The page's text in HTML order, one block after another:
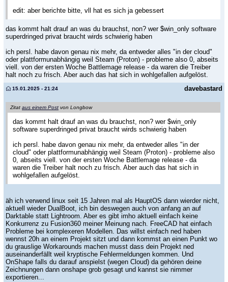
edit: aber berichte bitte, vll hat es sich ja gebessert
das kommt halt drauf an was du brauchst, non? wer $win_only software
superdringed privat braucht wirds schwierig haben
ich persl. habe davon genau nix mehr, da entweder alles "in der cloud"
oder plattformunabhängig weil Steam (Proton) - probleme also 0, abseits
viell. von der ersten Woche Battlemage release - da waren die Treiber
halt noch zu frisch. Aber auch das hat sich in wohlgefallen aufgelöst.
davebastard
15.01.2025 - 21:24
Zitat aus einem Post von Longbow
das kommt halt drauf an was du brauchst, non? wer $win_only
software superdringed privat braucht wirds schwierig haben
ich persl. habe davon genau nix mehr, da entweder alles "in der
cloud" oder plattformunabhängig weil Steam (Proton) - probleme also
0, abseits viell. von der ersten Woche Battlemage release - da
waren die Treiber halt noch zu frisch. Aber auch das hat sich in
wohlgefallen aufgelöst.
äh ich verwend linux seit 15 Jahren mal als HauptOS dann wierder nicht,
aktuell wieder DualBoot, ich bin deswegen auch von anfang an auf
Darktable statt Lightroom. Aber es gibt imho aktuell einfach keine
Konkurrenz zu Fusion360 meiner Meinung nach. FreeCAD hat einfach
Probleme bei komplexeren Modellen. Das willst einfach ned haben
wennst 20h an einem Projekt sitzt und dann kommst an einen Punkt wo
du grauslige Workarounds machen musst dass dein Projekt ned
auseinanderfällt weil kryptische Fehlermeldungen kommen. Und
OnShape falls du darauf anspielst (wegen Cloud) da gehören deine
Zeichnungen dann onshape grob gesagt und kannst sie nimmer
exportieren...